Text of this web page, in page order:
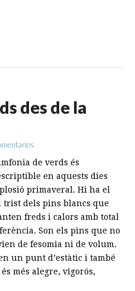
des de la
de verds és
en aquests dies
primaveral. Hi ha el
trist dels pins blancs que
freds i calors amb total
Son els pins que no
de fesomia ni de volum.
un punt d’estàtic i també
més alegre, vigorós,